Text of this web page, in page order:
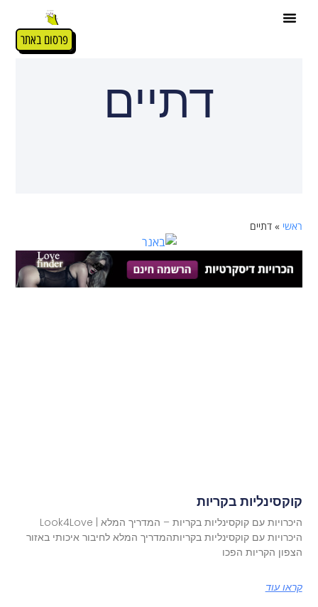
פרסום באתר
דתיים
ראשי »דתיים
קוקסינליות בקריות
היכרויות עם קוקסינליות בקריות – המדריך המלא | Look4Love
היכרויות עם קוקסינליות בקריותהמדריך המלא לחיבור איכותי באזור
הצפון הקריות הפכו
קראו עוד